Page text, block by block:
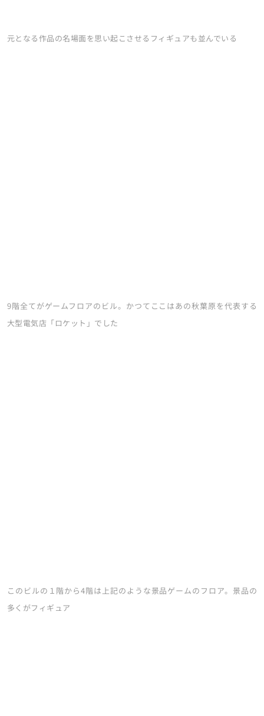
元となる作品の名場面を思い起こさせるフィギュアも並んでいる
9階全てがゲームフロアのビル。かつてここはあの秋葉原を代表する
大型電気店「ロケット」でした
このビルの１階から4階は上記のような景品ゲームのフロア。景品の
多くがフィギュア